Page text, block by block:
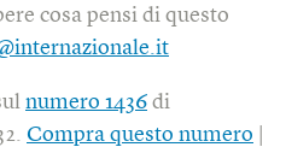
cosa pensi di questo
numero 1436 di
Compra questo numero